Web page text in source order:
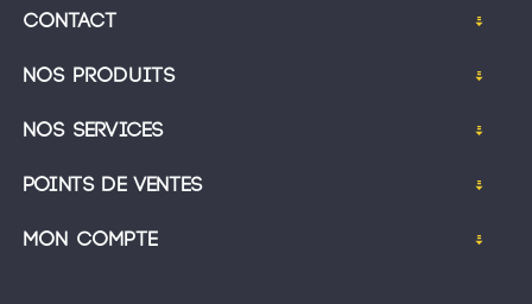
Contact
Nos produits
Nos services
Points de ventes
Mon compte